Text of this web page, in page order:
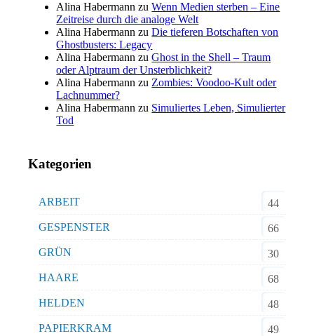
Alina Habermann zuWenn Medien sterben – Eine
Zeitreise durch die analoge Welt
Alina Habermann zuDie tieferen Botschaften von
Ghostbusters: Legacy
Alina Habermann zuGhost in the Shell – Traum
oder Alptraum der Unsterblichkeit?
Alina Habermann zu Zombies: Voodoo-Kult oder
Lachnummer?
Alina Habermann zu Simuliertes Leben, Simulierter
Tod
Kategorien
ARBEIT
44
GESPENSTER
66
GRÜN
30
HAARE
68
HELDEN
48
PAPIERKRAM
49